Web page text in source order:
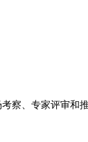
、专家评审